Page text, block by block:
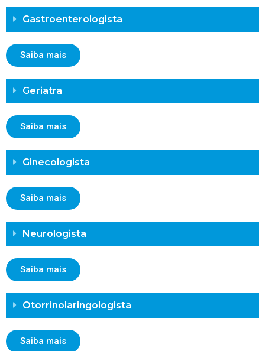
Gastroenterologista
Saiba mais
Geriatra
Saiba mais
Ginecologista
Saiba mais
Neurologista
Saiba mais
Otorrinolaringologista
Saiba mais